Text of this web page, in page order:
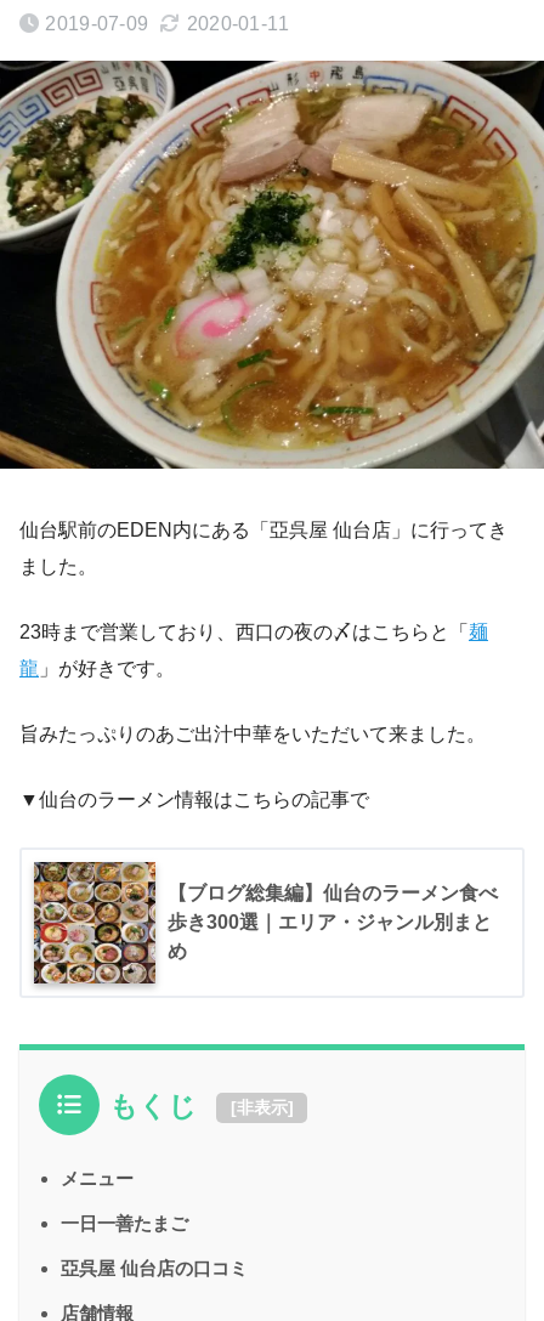
2019-07-09 2020-01-11
仙台駅前のEDEN内にある「亞呉屋 仙台店」に行ってき
ました。
23時まで営業しており、西口の夜の〆はこちらと「 麺
龍 」が好きです。
旨みたっぷりのあご出汁中華をいただいて来ました。
▼仙台のラーメン情報はこちらの記事で
【ブログ総集編】仙台のラーメン食べ
歩き300選｜エリア・ジャンル別まと
め
もくじ [非表示]
メニュー
一日一善たまご
亞呉屋 仙台店の口コミ
店舗情報